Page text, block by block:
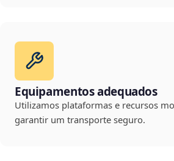
Equipamentos adequados
Utilizamos plataformas e recursos
garantir um transporte seguro.